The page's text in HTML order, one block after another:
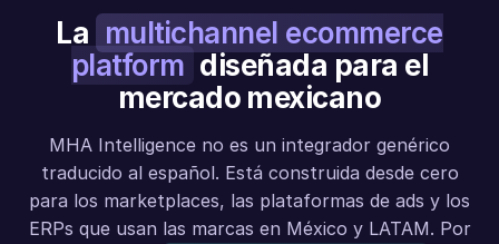
La multichannel ecommerce
platform diseñada para el
mercado mexicano
MHA Intelligence no es un integrador genérico
traducido al español. Está construida desde cero
para los marketplaces, las plataformas de ads y los
ERPs que usan las marcas en México y LATAM. Por